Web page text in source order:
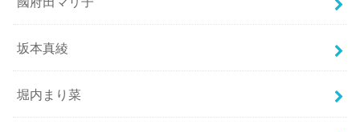
坂本真綾
堀内まり菜